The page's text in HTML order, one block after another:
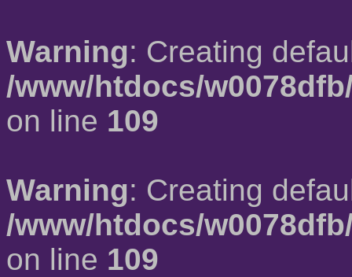
Warning: Creating
/www/htdocs/
on line 109
Warning: Creating
/www/htdocs/
on line 109